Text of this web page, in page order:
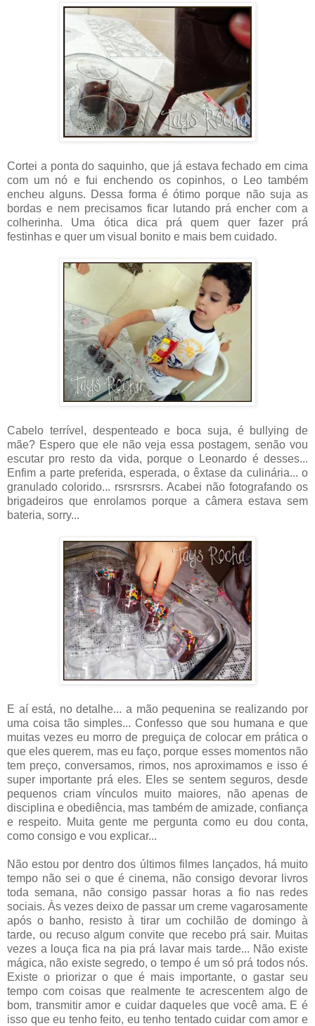
Cortei a ponta do saquinho, que já estava fechado em cima
com um nó e fui enchendo os copinhos, o Leo também
encheu alguns. Dessa forma é ótimo porque não suja as
bordas e nem precisamos ficar lutando prá encher com a
colherinha. Uma ótica dica prá quem quer fazer prá
festinhas e quer um visual bonito e mais bem cuidado.
Cabelo terrível, despenteado e boca suja, é bullying de
mãe? Espero que ele não veja essa postagem, senão vou
escutar pro resto da vida, porque o Leonardo é desses...
Enfim a parte preferida, esperada, o êxtase da culinária... o
granulado colorido... rsrsrsrsrs. Acabei não fotografando os
brigadeiros que enrolamos porque a câmera estava sem
bateria, sorry...
E aí está, no detalhe... a mão pequenina se realizando por
uma coisa tão simples... Confesso que sou humana e que
muitas vezes eu morro de preguiça de colocar em prática o
que eles querem, mas eu faço, porque esses momentos não
tem preço, conversamos, rimos, nos aproximamos e isso é
super importante prá eles. Eles se sentem seguros, desde
pequenos criam vínculos muito maiores, não apenas de
disciplina e obediência, mas também de amizade, confiança
e respeito. Muita gente me pergunta como eu dou conta,
como consigo e vou explicar...
Não estou por dentro dos últimos filmes lançados, há muito
tempo não sei o que é cinema, não consigo devorar livros
toda semana, não consigo passar horas a fio nas redes
sociais. Às vezes deixo de passar um creme vagarosamente
após o banho, resisto à tirar um cochilão de domingo à
tarde, ou recuso algum convite que recebo prá sair. Muitas
vezes a louça fica na pia prá lavar mais tarde... Não existe
mágica, não existe segredo, o tempo é um só prá todos nós.
Existe o priorizar o que é mais importante, o gastar seu
tempo com coisas que realmente te acrescentem algo de
bom, transmitir amor e cuidar daqueles que você ama. E é
isso que eu tenho feito, eu tenho tentado cuidar com amor e